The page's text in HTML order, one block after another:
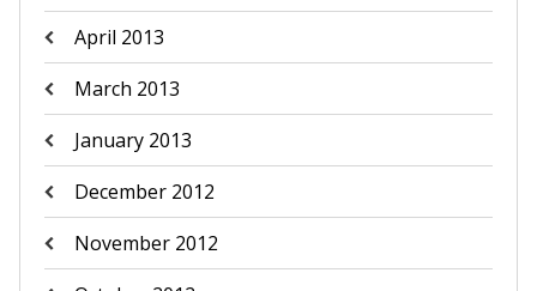
April 2013
March 2013
January 2013
December 2012
November 2012